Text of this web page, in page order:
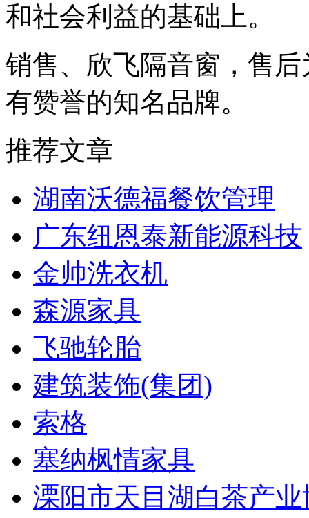
和社会利益的基础上。
销售、欣飞隔音窗，售
有赞誉的知名品牌。
推荐文章
湖南沃德福餐饮管理
广东纽恩泰新能源科技
金帅洗衣机
森源家具
飞驰轮胎
建筑装饰(集团)
索格
塞纳枫情家具
溧阳市天目湖白茶产业